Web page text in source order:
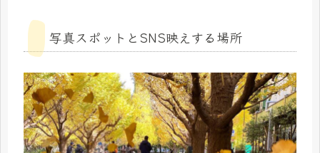
写真スポットとSNS映えする場所